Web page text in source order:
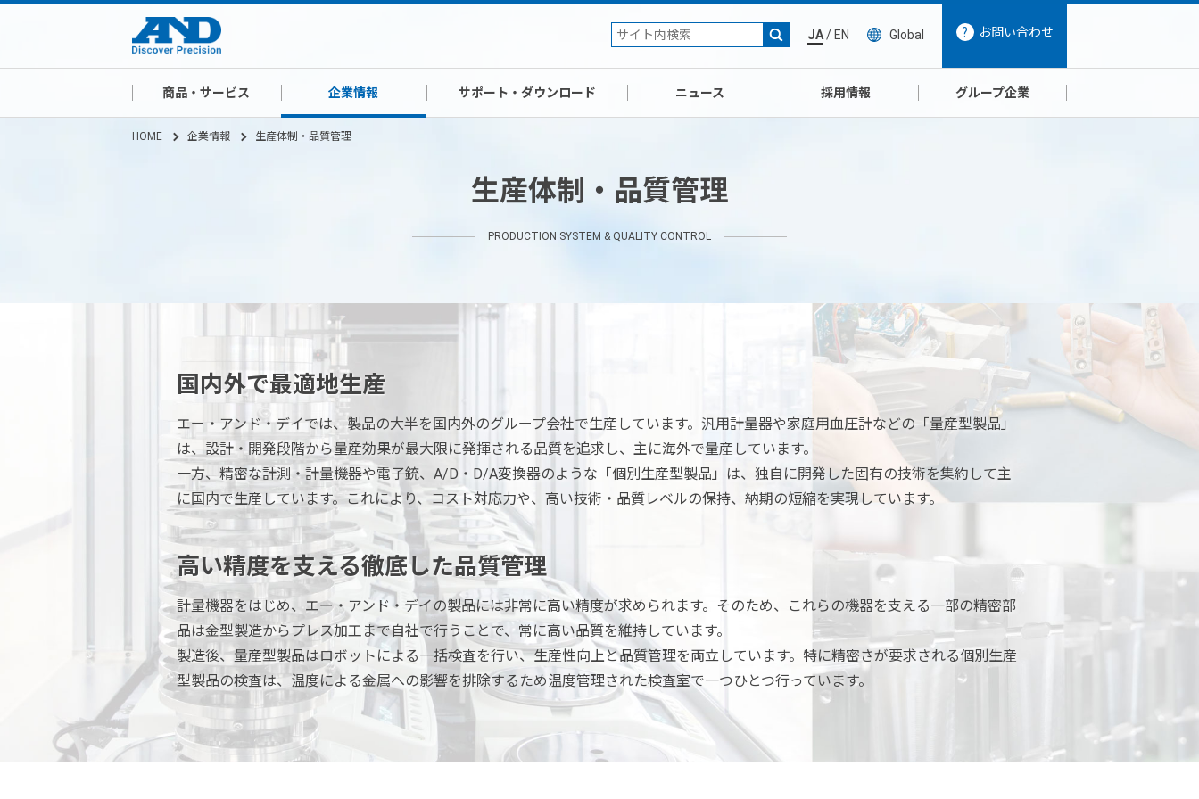
JA/ EN Global お問い合わせ
商品・サービス 企業情報 サポート・ダウンロード ニュース 採用情報 グループ企業
HOME 企業情報 生産体制・品質管理
生産体制・品質管理
PRODUCTION SYSTEM & QUALITY CONTROL
国内外で最適地生産
エー・アンド・デイでは、製品の大半を国内外のグループ会社で生産しています。汎用計量器や家庭用血圧計などの「量産型製品」
は、設計・開発段階から量産効果が最大限に発揮される品質を追求し、主に海外で量産しています。
一方、精密な計測・計量機器や電子銃、A/D・D/A変換器のような「個別生産型製品」は、独自に開発した固有の技術を集約して主
に国内で生産しています。これにより、コスト対応力や、高い技術・品質レベルの保持、納期の短縮を実現しています。
高い精度を支える徹底した品質管理
計量機器をはじめ、エー・アンド・デイの製品には非常に高い精度が求められます。そのため、これらの機器を支える一部の精密部
品は金型製造からプレス加工まで自社で行うことで、常に高い品質を維持しています。
製造後、量産型製品はロボットによる一括検査を行い、生産性向上と品質管理を両立しています。特に精密さが要求される個別生産
型製品の検査は、温度による金属への影響を排除するため温度管理された検査室で一つひとつ行っています。